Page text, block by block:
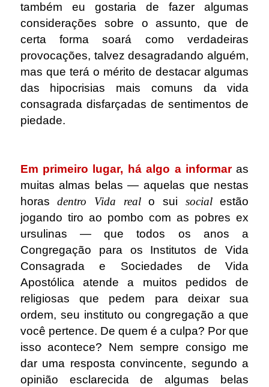
também eu gostaria de fazer algumas
considerações sobre o assunto, que de
certa forma soará como verdadeiras
provocações, talvez desagradando alguém,
mas que terá o mérito de destacar algumas
das hipocrisias mais comuns da vida
consagrada disfarçadas de sentimentos de
piedade.
Em primeiro lugar, há algo a informar as
muitas almas belas ― aquelas que nestas
horasdentro Vida real o sui social
estão
jogando tiro ao pombo com as pobres ex
ursulinas ― que todos os anos a
Congregação para os Institutos de Vida
Consagrada e Sociedades de Vida
Apostólica atende a muitos pedidos de
religiosas que pedem para deixar sua
ordem, seu instituto ou congregação a que
você pertence. De quem é a culpa? Por que
isso acontece? Nem sempre consigo me
dar uma resposta convincente, segundo a
opinião esclarecida de algumas belas